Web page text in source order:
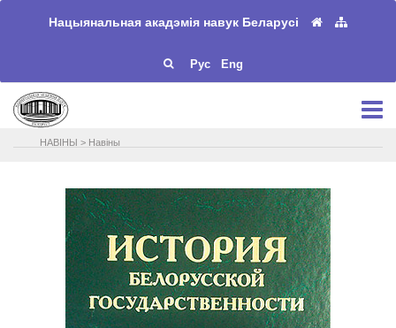
Нацыянальная акадэмія навук Беларусі
Рус Eng
НАВIНЫ > Навіны